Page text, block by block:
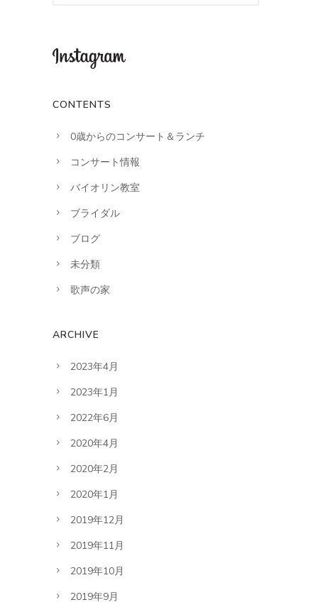
CONTENTS
0歳からのコンサート＆ランチ
コンサート情報
バイオリン教室
ブライダル
ブログ
未分類
歌声の家
ARCHIVE
2023年4月
2023年1月
2022年6月
2020年4月
2020年2月
2020年1月
2019年12月
2019年11月
2019年10月
2019年9月